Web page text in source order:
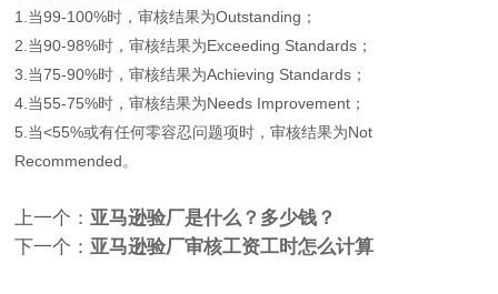
1.当99-100%时，审核结果为Outstanding；
2.当90-98%时，审核结果为Exceeding Standards；
3.当75-90%时，审核结果为Achieving Standards；
4.当55-75%时，审核结果为Needs Improvement；
5.当<55%或有任何零容忍问题项时，审核结果为Not
Recommended。
上一个： 亚马逊验厂是什么？多少钱？
下一个： 亚马逊验厂审核工资工时怎么计算